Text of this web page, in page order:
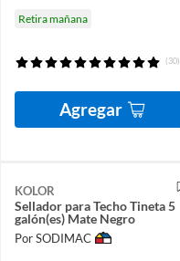
Retira mañana
(30)
Agregar
KOLOR
Sellador para Techo Tineta 5
galón(es) Mate Negro
Por SODIMAC